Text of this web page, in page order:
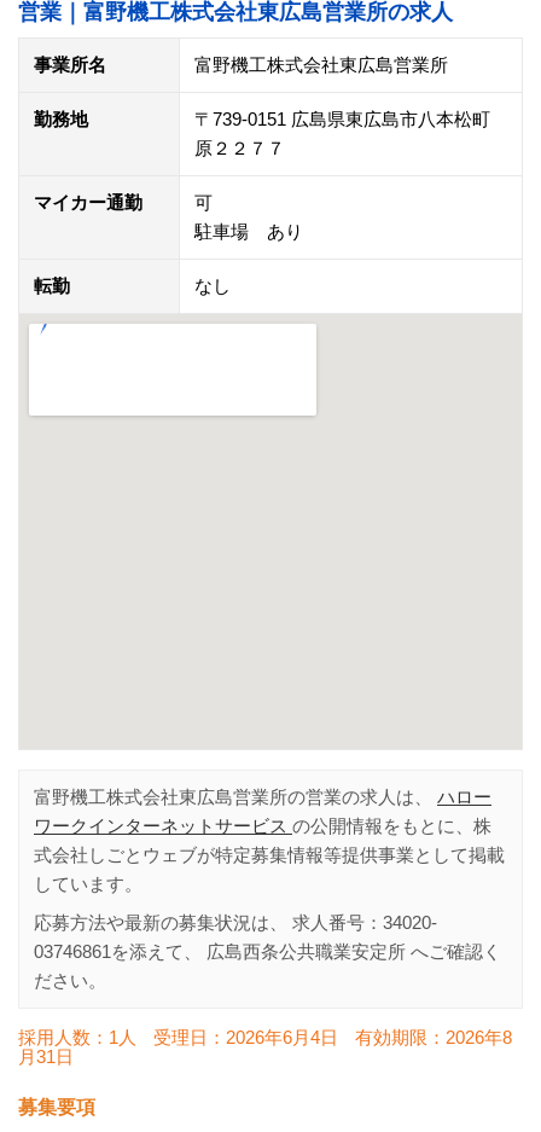
営業｜富野機工株式会社東広島営業所の求人
事業所名 富野機工株式会社東広島営業所
勤務地
〒739-0151 広島県東広島市八本松町
原２２７７
マイカー通勤
可
駐車場 あり
転勤 なし
富野機工株式会社東広島営業所の営業の求人は、 ハロー
ワークインターネットサービス の公開情報をもとに、株
式会社しごとウェブが特定募集情報等提供事業として掲載
しています。
応募方法や最新の募集状況は、 求人番号： 34020-
03746861 を添えて、 広島西条公共職業安定所 へご確認く
ださい。
採用人数：1人 受理日： 2026年6月4日 有効期限： 2026年8
月31日
募集要項